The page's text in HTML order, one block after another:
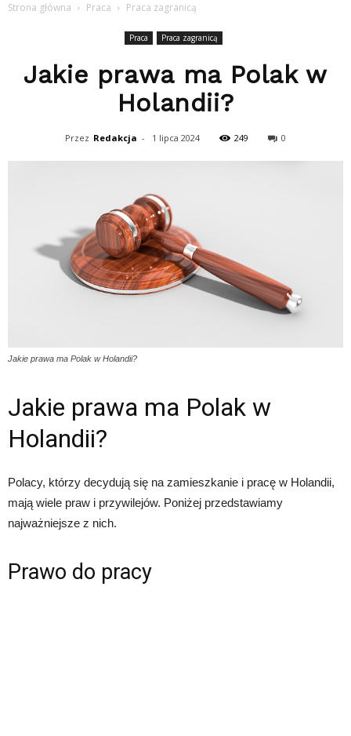
Strona główna Praca Praca zagranicą
Praca Praca zagranicą
Jakie prawa ma Polak w
Holandii?
Przez Redakcja - 1 lipca 2024 249 0
Jakie prawa ma Polak w Holandii?
Jakie prawa ma Polak w
Holandii?
Polacy, którzy decydują się na zamieszkanie i pracę w Holandii,
mają wiele praw i przywilejów. Poniżej przedstawiamy
najważniejsze z nich.
Prawo do pracy